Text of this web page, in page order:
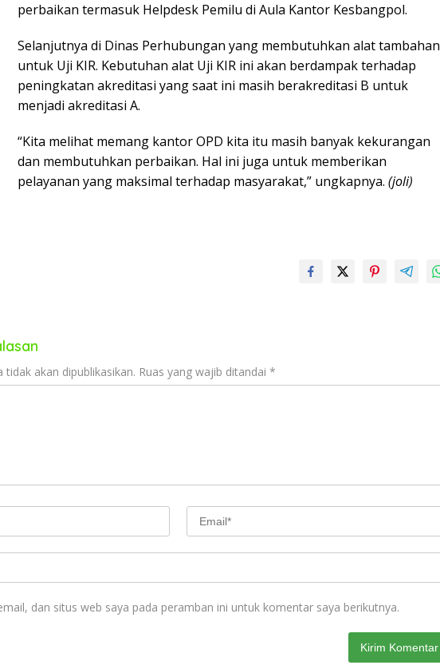
perbaikan termasuk Helpdesk Pemilu di Aula Kantor Kesbangpol.
Selanjutnya di Dinas Perhubungan yang membutuhkan alat tambahan
untuk Uji KIR. Kebutuhan alat Uji KIR ini akan berdampak terhadap
peningkatan akreditasi yang saat ini masih berakreditasi B untuk
menjadi akreditasi A.
“Kita melihat memang kantor OPD kita itu masih banyak kekurangan
dan membutuhkan perbaikan. Hal ini juga untuk memberikan
pelayanan yang maksimal terhadap masyarakat,” ungkapnya. (joli)
tidak akan dipublikasikan. Ruas yang wajib ditandai *
dan situs web saya pada peramban ini untuk komentar saya berikutnya.